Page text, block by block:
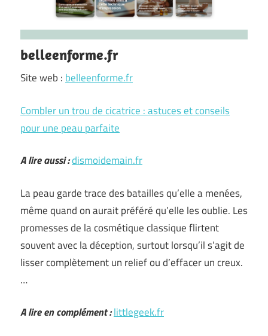
belleenforme.fr
Site web : belleenforme.fr
Combler un trou de cicatrice : astuces et conseils
pour une peau parfaite
A lire aussi :dismoidemain.fr
La peau garde trace des batailles qu’elle a menées,
même quand on aurait préféré qu’elle les oublie. Les
promesses de la cosmétique classique flirtent
souvent avec la déception, surtout lorsqu’il s’agit de
lisser complètement un relief ou d’effacer un creux.
…
A lire en complément :littlegeek.fr